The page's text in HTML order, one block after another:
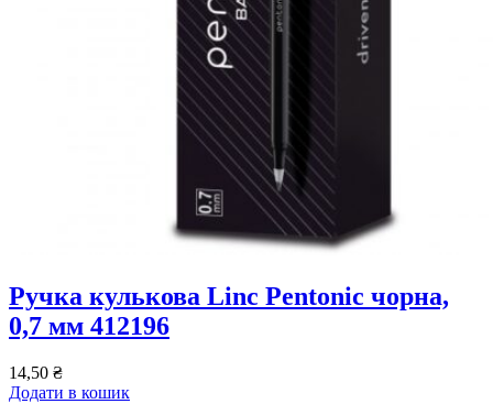
Ручка кулькова Linc Pentonic чорна,
0,7 мм 412196
14,50 ₴
Додати в кошик